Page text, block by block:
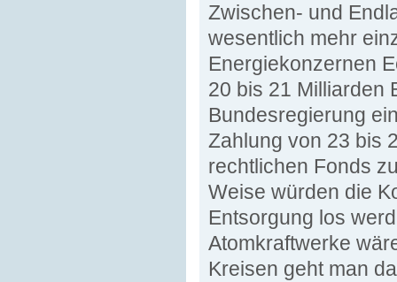
Zwischen- und
wesentlich mehr
Energiekonzernen
20 bis 21 Milliarden
Bundesregierung
Zahlung von 23 bis
rechtlichen Fonds
Weise würden die
Entsorgung los
Atomkraftwerke
Kreisen geht man